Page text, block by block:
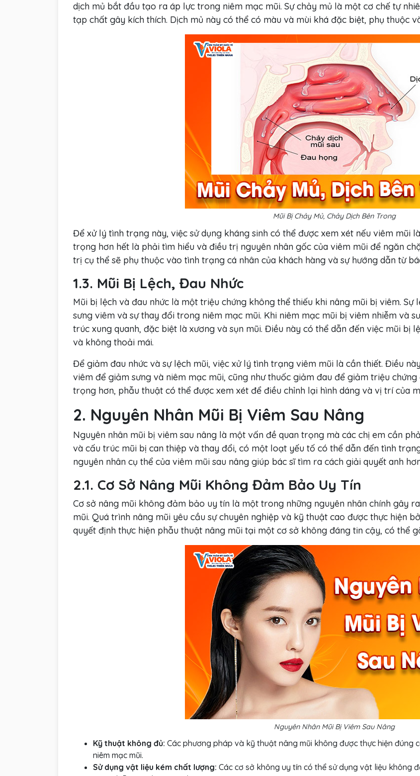
dịch mủ bắt đầu tạo ra áp lực trong niêm mạc mũi. Sự chảy mủ là một cơ chế tự
tạp chất gây kích thích. Dịch mủ này có thể có màu và mùi khá đặc biệt, phụ thuộc
Mũi Bị Chảy Mủ, Chảy Dịch Bên Trong
Để xử lý tình trạng này, việc sử dụng kháng sinh có thể được xem xét nếu viêm mũi
trọng hơn hết là phải tìm hiểu và điều trị nguyên nhân gốc của viêm mũi để ngăn
trị cụ thể sẽ phụ thuộc vào tình trạng cá nhân của khách hàng và sự hướng dẫn từ
1.3. Mũi Bị Lệch, Đau Nhức
Mũi bị lệch và đau nhức là một triệu chứng không thể thiếu khi nâng mũi bị viêm.
sưng viêm và sự thay đổi trong niêm mạc mũi. Khi niêm mạc mũi bị viêm nhiễm và
trúc xung quanh, đặc biệt là xương và sụn mũi. Điều này có thể dẫn đến việc mũi bị
và không thoải mái.
Để giảm đau nhức và sự lệch mũi, việc xử lý tình trạng viêm mũi là cần thiết. Điều
viêm để giảm sưng và niêm mạc mũi, cũng như thuốc giảm đau để giảm triệu
trọng hơn, phẫu thuật có thể được xem xét để điều chỉnh lại hình dáng và vị trí của
2. Nguyên Nhân Mũi Bị Viêm Sau Nâng
Nguyên nhân mũi bị viêm sau nâng là một vấn đề quan trọng mà các chị em cần
và cấu trúc mũi bị can thiệp và thay đổi, có một loạt yếu tố có thể dẫn đến tình
nguyên nhân cụ thể của viêm mũi sau nâng giúp bác sĩ tìm ra cách giải quyết anh
2.1. Cơ Sở Nâng Mũi Không Đảm Bảo Uy Tín
Cơ sở nâng mũi không đảm bảo uy tín là một trong những nguyên nhân chính gây
mũi. Quá trình nâng mũi yêu cầu sự chuyên nghiệp và kỹ thuật cao được thực hiện
quyết định thực hiện phẫu thuật nâng mũi tại một cơ sở không đáng tin cậy, có thể
Nguyên Nhân Mũi Bị Viêm Sau Nâng
Kỹ thuật không đủ: Các phương pháp và kỹ thuật nâng mũi không được thực hiện đúng
niêm mạc mũi.
Sử dụng vật liệu kém chất lượng: Các cơ sở không uy tín có thể sử dụng vật liệu không